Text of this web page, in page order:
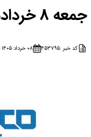
جمعه ۸ خردادماه ۱۴۰۵
کد خبر :۴۵۳۷۹۵ ۰۸ خرداد ۱۴۰۵ - ۱۳:۳۰